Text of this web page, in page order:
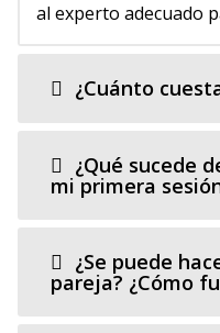
al experto adecuado
¿Cuánto
¿Qué sucede
mi primera
¿Se puede
pareja? ¿Cómo